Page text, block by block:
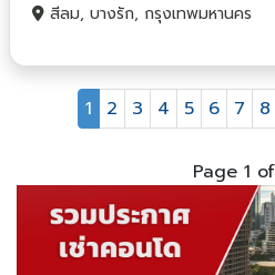
สีลม, บางรัก, กรุงเทพมหานคร
1 2 3 4 5 6 7 8
Page 1